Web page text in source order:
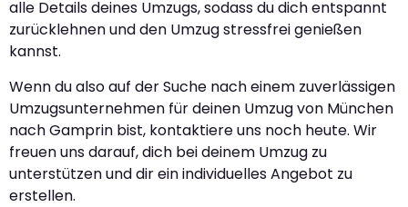
alle Details deines Umzugs, sodass du dich entspannt
zurücklehnen und den Umzug stressfrei genießen
kannst.
Wenn du also auf der Suche nach einem zuverlässigen
Umzugsunternehmen für deinen Umzug von München
nach Gamprin bist, kontaktiere uns noch heute. Wir
freuen uns darauf, dich bei deinem Umzug zu
unterstützen und dir ein individuelles Angebot zu
erstellen.